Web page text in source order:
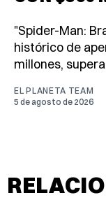
"Spider-Man:
histórico de
millones,
EL PLANETA TEAM
5 de agosto de 2026